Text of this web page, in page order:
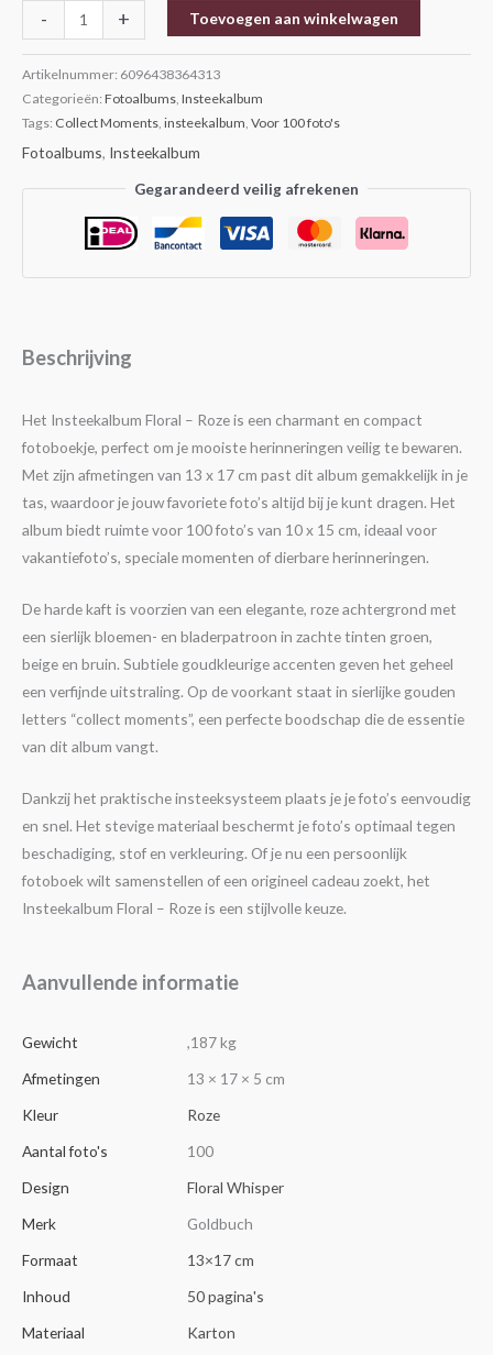
- + Toevoegen aan winkelwagen
Artikelnummer: 6096438364313
Categorieën: Fotoalbums Insteekalbum
Tags: Collect Moments insteekalbum Voor 100 foto's
Fotoalbums, Insteekalbum
Gegarandeerd veilig afrekenen
Beschrijving
Het Insteekalbum Floral – Roze is een charmant en compact
fotoboekje, perfect om je mooiste herinneringen veilig te bewaren.
Met zijn afmetingen van 13 x 17 cm past dit album gemakkelijk in je
tas, waardoor je jouw favoriete foto’s altijd bij je kunt dragen. Het
album biedt ruimte voor 100 foto’s van 10 x 15 cm, ideaal voor
vakantiefoto’s, speciale momenten of dierbare herinneringen.
De harde kaft is voorzien van een elegante, roze achtergrond met
een sierlijk bloemen- en bladerpatroon in zachte tinten groen,
beige en bruin. Subtiele goudkleurige accenten geven het geheel
een verfijnde uitstraling. Op de voorkant staat in sierlijke gouden
letters “collect moments”, een perfecte boodschap die de essentie
van dit album vangt.
Dankzij het praktische insteeksysteem plaats je je foto’s eenvoudig
en snel. Het stevige materiaal beschermt je foto’s optimaal tegen
beschadiging, stof en verkleuring. Of je nu een persoonlijk
fotoboek wilt samenstellen of een origineel cadeau zoekt, het
Insteekalbum Floral – Roze is een stijlvolle keuze.
Aanvullende informatie
Gewicht
,187 kg
Afmetingen
13 × 17 × 5 cm
Kleur
Roze
Aantal foto's
100
Design
Floral Whisper
Merk
Goldbuch
Formaat
13×17 cm
Inhoud
50 pagina's
Materiaal
Karton